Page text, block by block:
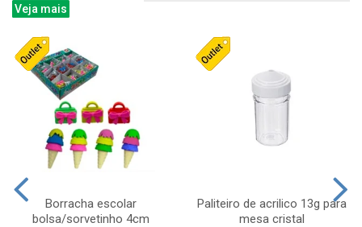
Veja mais
Borracha escolar
bolsa/sorvetinho 4cm
Paliteiro de acrilico 13g para
mesa cristal